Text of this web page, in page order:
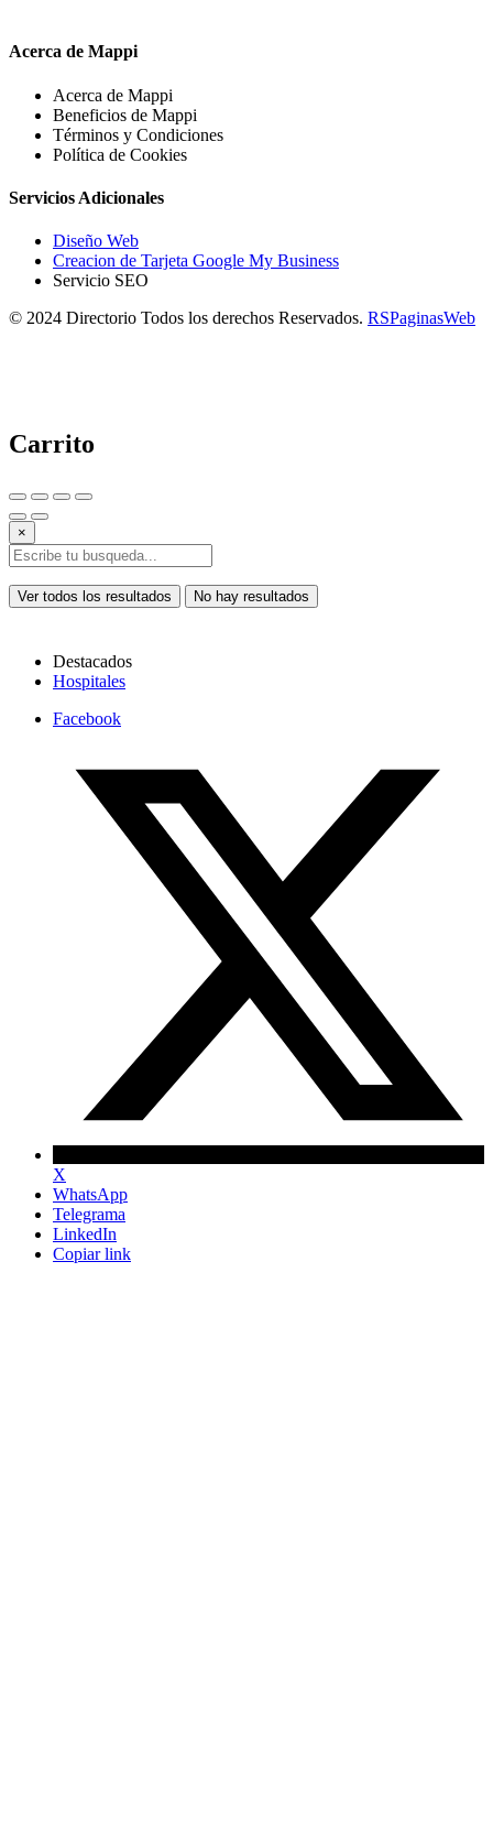
Acerca de Mappi
Acerca de Mappi
Beneficios de Mappi
Términos y Condiciones
Política de Cookies
Servicios Adicionales
Diseño Web
Creacion de Tarjeta Google My Business
Servicio SEO
© 2024 Directorio Todos los derechos Reservados. RSPaginasWeb
Carrito
×
Ver todos los resultados No hay resultados
Destacados
Hospitales
Facebook
X
WhatsApp
Telegrama
LinkedIn
Copiar link